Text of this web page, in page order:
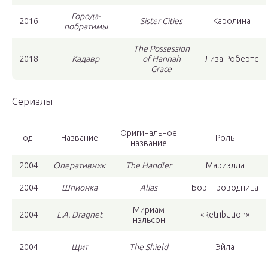
2016
Города-
побратимы
Sister Cities Каролина
2018 Кадавр
The Possession
of Hannah
Grace
Лиза Робертс
Сериалы
Год Название
Оригинальное
название
Роль
2004 Оперативник The Handler Мариэлла
2004 Шпионка Alias Бортпроводница
2004 L.A. Dragnet
Мириам
нэльсон
«Retribution»
2004 Щит The Shield Эйла